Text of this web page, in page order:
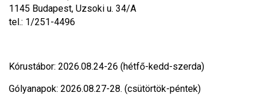
1145 Budapest, Uzsoki u. 34/A
tel.: 1/251-4496
Kórustábor: 2026.08.24-26 (hétfő-kedd-szerda)
Gólyanapok: 2026.08.27-28. (csütörtök-péntek)